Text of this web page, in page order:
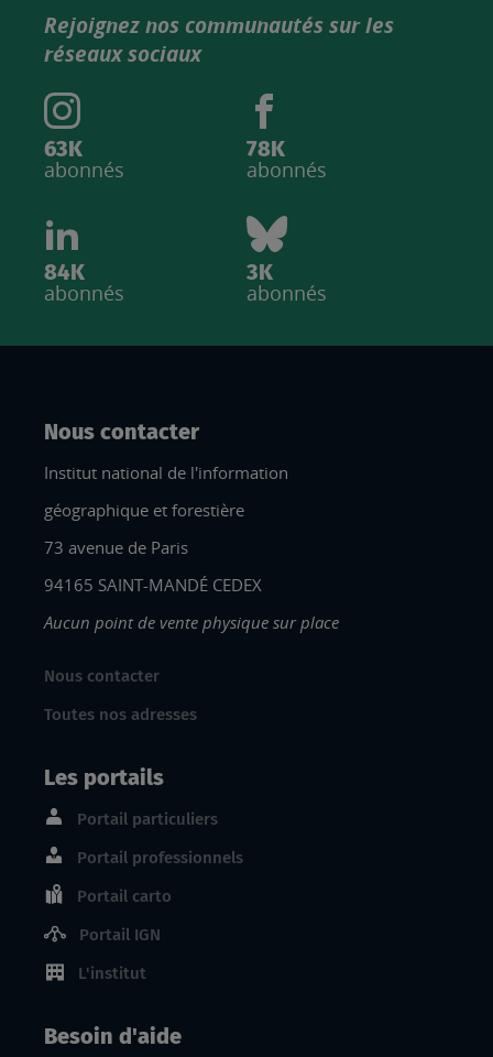
Rejoignez nos communautés sur les
réseaux sociaux
63K
abonnés
78K
abonnés
84K
abonnés
3K
abonnés
Nous contacter
Institut national de l'information
géographique et forestière
73 avenue de Paris
94165 SAINT-MANDÉ CEDEX
Aucun point de vente physique sur place
Nous contacter
Toutes nos adresses
Les portails
Portail particuliers
Portail professionnels
Portail carto
Portail IGN
L'institut
Besoin d'aide